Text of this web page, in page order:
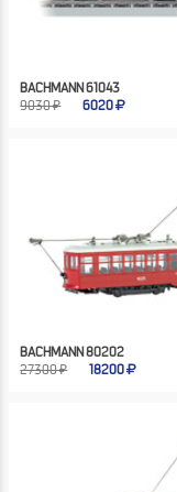
BACHMANN 61043
9030 ₽
6020
BACHMANN 80202
27300 ₽
18200